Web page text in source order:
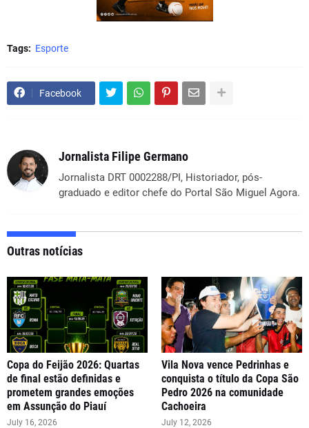
Tags: Esporte
Facebook
Jornalista Filipe Germano
Jornalista DRT 0002288/PI, Historiador, pós-
graduado e editor chefe do Portal São Miguel Agora.
Outras notícias
Copa do Feijão 2026: Quartas
de final estão definidas e
prometem grandes emoções
em Assunção do Piauí
July 16, 2026
Vila Nova vence Pedrinhas e
conquista o título da Copa São
Pedro 2026 na comunidade
Cachoeira
July 12, 2026